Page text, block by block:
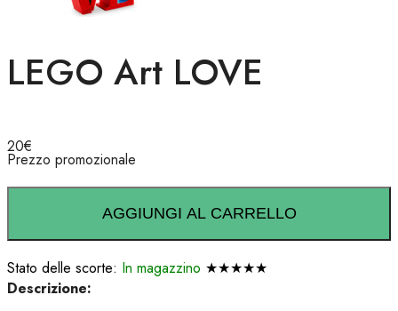
LEGO Art LOVE
20€
Prezzo promozionale
AGGIUNGI AL CARRELLO
Stato delle scorte: In magazzino ★★★★★
Descrizione: